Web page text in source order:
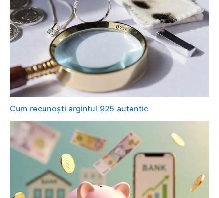
Cum recunoști argintul 925 autentic